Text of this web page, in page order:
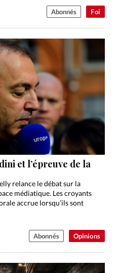
Foi
Abonnés
Opinions
et l’épreuve de la
relance le débat sur la
médiatique. Les croyants
accrue lorsqu’ils sont
Abonnés